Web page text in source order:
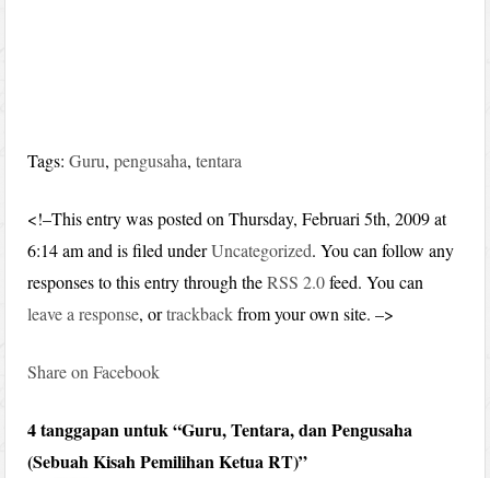
Tags:Guru,pengusaha,tentara
<!–This entry was posted on Thursday, Februari 5th, 2009 at
6:14 am and is filed underUncategorized. You can follow any
responses to this entry through theRSS 2.0feed. You can
leave a response, ortrackbackfrom your own site. –>
Share on Facebook
4 tanggapan untuk “Guru, Tentara, dan Pengusaha
(Sebuah Kisah Pemilihan Ketua RT)”